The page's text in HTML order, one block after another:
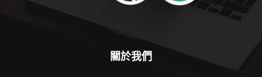
關於我們